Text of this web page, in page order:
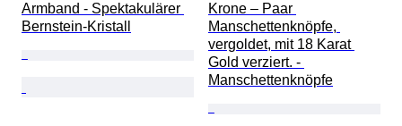
Armband - Spektakulärer
Bernstein-Kristall
Krone – Paar
Manschettenknöpfe,
vergoldet, mit 18 Karat
Gold verziert. -
Manschettenknöpfe